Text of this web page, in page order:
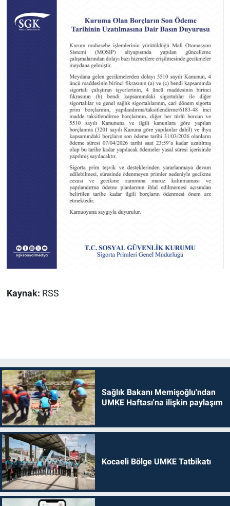
Kaynak: RSS
Sağlık Bakanı Memişoğlu'ndan
UMKE Haftası'na ilişkin paylaşım
Kocaeli Bölge UMKE Tatbikatı